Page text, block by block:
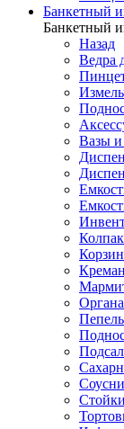
Банкетный
Банкетный
Назад
Ведра
Вазы и